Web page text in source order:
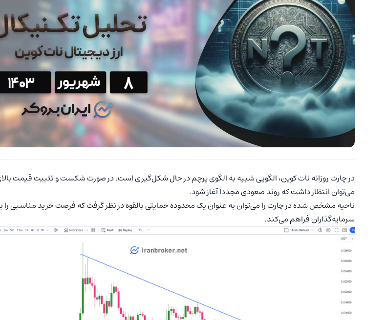
در چارت روزانه نات کوین، الگویی شبیه به الگوی پرچم در حال شکل‌گیری است. در صورت شکست و تثبیت قیمت
می‌توان انتظار داشت که روند صعودی مجدداً آغاز شود.
ناحیه مشخص شده در چارت را می‌توان به عنوان یک محدوده حمایتی بالقوه در نظر گرفت که فرصت خرید مناسبی را
سرمایه‌گذاران فراهم می‌کند.